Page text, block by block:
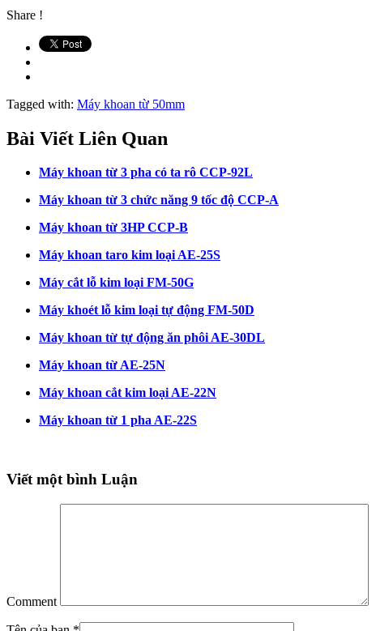
Share !
Tagged with: Máy khoan từ 50mm
Bài Viết Liên Quan
Máy khoan từ 3 pha có ta rô CCP-92L
Máy khoan từ 3 chức năng 9 tốc độ CCP-A
Máy khoan từ 3HP CCP-B
Máy khoan taro kim loại AE-25S
Máy cắt lỗ kim loại FM-50G
Máy khoét lỗ kim loại tự động FM-50D
Máy khoan từ tự động ăn phôi AE-30DL
Máy khoan từ AE-25N
Máy khoan cắt kim loại AE-22N
Máy khoan từ 1 pha AE-22S
Viết một bình Luận
Comment